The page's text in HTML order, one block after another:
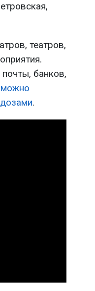
театров,
банков,
можно
.